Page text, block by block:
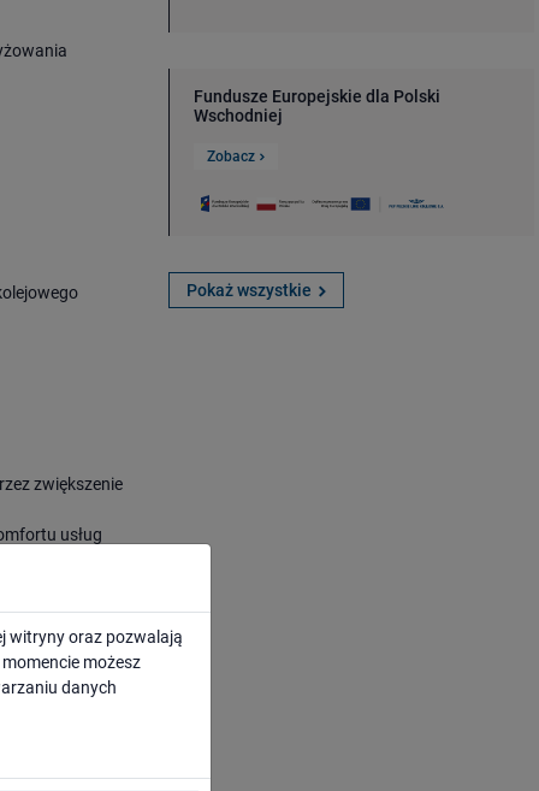
zwiększenie
usług
w zakresie
towarowym
Fundusze Europejskie dla Polski
Wschodniej
Zobacz
Pokaż wszystkie
witryny oraz pozwalają
możesz
danych